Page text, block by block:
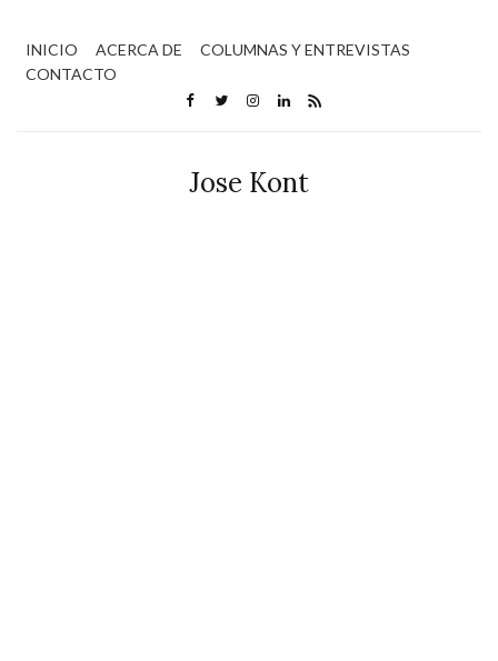
INICIO ACERCA DE
COLUMNAS Y ENTREVISTAS
CONTACTO
Jose Kont